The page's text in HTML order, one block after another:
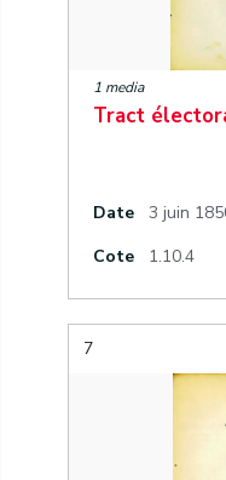
1 media
Tract
Date
3 juin
Cote
1.10.4
7